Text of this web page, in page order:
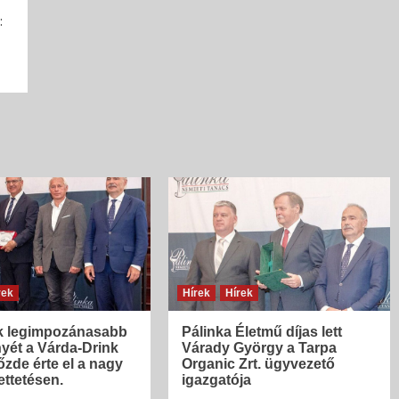
legimpozánasabb
a Várda-Drink
érte el a nagy
Hírek Hírek
Pálinka Életmű díjas lett
Várady György a Tarpa
Organic Zrt. ügyvezető
igazgatója